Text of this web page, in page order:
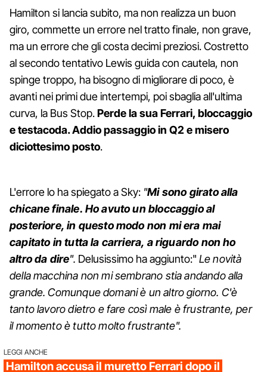
Hamilton si lancia subito, ma non realizza un buon
giro, commette un errore nel tratto finale, non grave,
ma un errore che gli costa decimi preziosi. Costretto
al secondo tentativo Lewis guida con cautela, non
spinge troppo, ha bisogno di migliorare di poco, è
avanti nei primi due intertempi, poi sbaglia all'ultima
curva, la Bus Stop.Perde la sua Ferrari, bloccaggio
e testacoda. Addio passaggio in Q2 e misero
diciottesimo posto.
L'errore lo ha spiegato a Sky: "Mi sono girato alla
chicane finale. Ho avuto un bloccaggio al
posteriore, in questo modo non mi era mai
capitato in tutta la carriera, a riguardo non ho
altro da dire". Delusissimo ha aggiunto:" Le novità
della macchina non mi sembrano stia andando alla
grande. Comunque domani è un altro giorno. C'è
tanto lavoro dietro e fare così male è frustrante, per
il momento è tutto molto frustrante".
LEGGI ANCHE
Hamilton accusa il muretto Ferrari dopo il